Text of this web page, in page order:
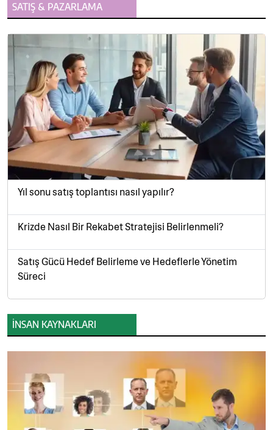
SATIŞ & PAZARLAMA
Yıl sonu satış toplantısı nasıl yapılır?
Krizde Nasıl Bir Rekabet Stratejisi Belirlenmeli?
Satış Gücü Hedef Belirleme ve Hedeflerle Yönetim
Süreci
İNSAN KAYNAKLARI